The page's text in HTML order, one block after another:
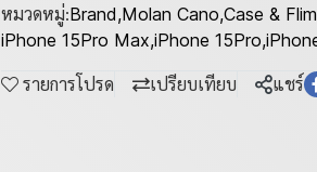
หมวดหมู่:Brand,Molan Cano,Case &
iPhone 15Pro Max,iPhone 15Pro,
รายการโปรด เปรียบเทียบ แชร์